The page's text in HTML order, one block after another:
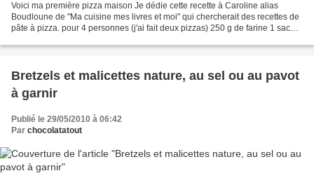
Voici ma première pizza maison Je dédie cette recette à Caroline alias
Boudloune de "Ma cuisine mes livres et moi" qui chercherait des recettes de
pâte à pizza. pour 4 personnes (j'ai fait deux pizzas) 250 g de farine 1 sachet
Bretzels et malicettes nature, au sel ou au pavot
à garnir
Publié le 29/05/2010 à 06:42
Par chocolatatout